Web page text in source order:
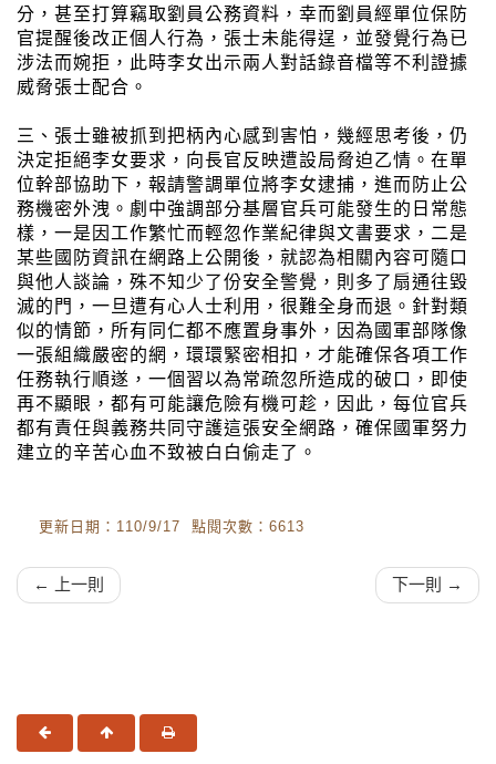
分，甚至打算竊取劉員公務資料，幸而劉員經單位保防
官提醒後改正個人行為，張士未能得逞，並發覺行為已
涉法而婉拒，此時李女出示兩人對話錄音檔等不利證據
威脅張士配合。
三、張士雖被抓到把柄內心感到害怕，幾經思考後，仍
決定拒絕李女要求，向長官反映遭設局脅迫乙情。在單
位幹部協助下，報請警調單位將李女逮捕，進而防止公
務機密外洩。劇中強調部分基層官兵可能發生的日常態
樣，一是因工作繁忙而輕忽作業紀律與文書要求，二是
某些國防資訊在網路上公開後，就認為相關內容可隨口
與他人談論，殊不知少了份安全警覺，則多了扇通往毀
滅的門，一旦遭有心人士利用，很難全身而退。針對類
似的情節，所有同仁都不應置身事外，因為國軍部隊像
一張組織嚴密的網，環環緊密相扣，才能確保各項工作
任務執行順遂，一個習以為常疏忽所造成的破口，即使
再不顯眼，都有可能讓危險有機可趁，因此，每位官兵
都有責任與義務共同守護這張安全網路，確保國軍努力
建立的辛苦心血不致被白白偷走了。
更新日期：110/9/17 點閱次數：6613
← 上一則 下一則 →
上一頁 回頂端 友善列印